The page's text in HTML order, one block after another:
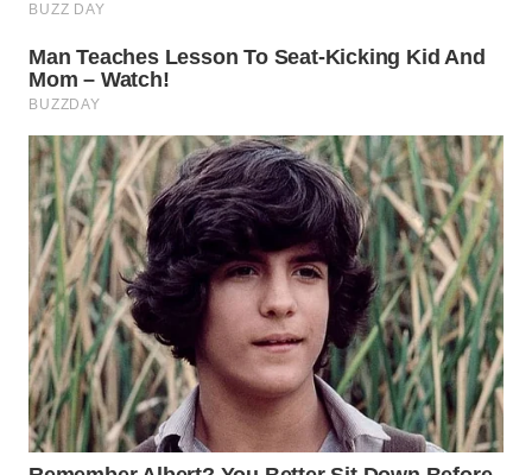
WN
KUNINGAN
WN
MAJALENGKA
WN
SUBANG
WN
SUKABUMI
WN
PURWAKARTA